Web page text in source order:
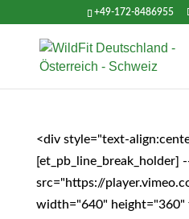
+49-172-8486955
<div style="text-
[et_pb_line_break_holder]
src="https://
width="640" height="360"